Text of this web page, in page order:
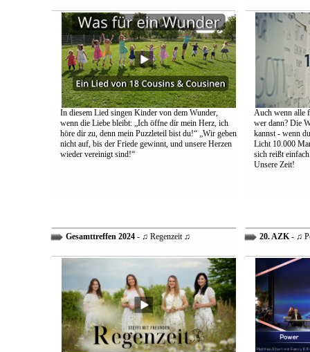
In diesem Lied singen Kinder von dem Wunder,
wenn die Liebe bleibt: „Ich öffne dir mein Herz, ich
höre dir zu, denn mein Puzzleteil bist du!“ „Wir geben
nicht auf, bis der Friede gewinnt, und unsere Herzen
wieder vereinigt sind!“
Auch wenn alle
wer dann? Die
kannst - wenn
Licht 10.000
sich reißt
Unsere Zeit!
Gesamttreffen 2024- ♫ Regenzeit ♫ 20. AZK- ♫